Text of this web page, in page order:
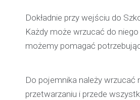
Dokładnie przy wejściu do
Każdy może wrzucać do
możemy pomagać
Do pojemnika należy
przetwarzaniu i przede